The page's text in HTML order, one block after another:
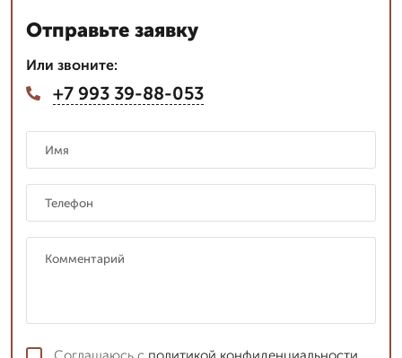
Отправьте заявку
Или звоните:
+7 993 39-88-053